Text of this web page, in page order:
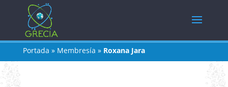
Portada » Membresía » Roxana Jara